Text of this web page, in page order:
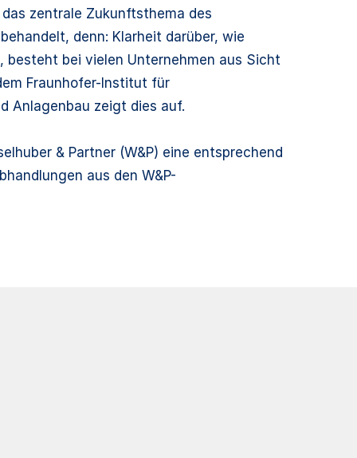
zentrale Zukunftsthema des
denn: Klarheit darüber, wie
bei vielen Unternehmen aus Sicht
Fraunhofer-Institut für
Anlagenbau zeigt dies auf.
& Partner (W&P) eine entsprechend
aus den W&P-